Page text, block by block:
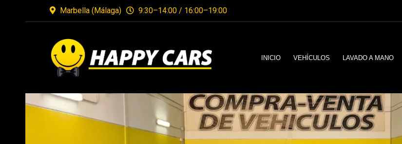
Marbella (Málaga) 9:30–14:00 / 16:00–19:00
INICIO VEHÍCULOS LAVADO A MANO